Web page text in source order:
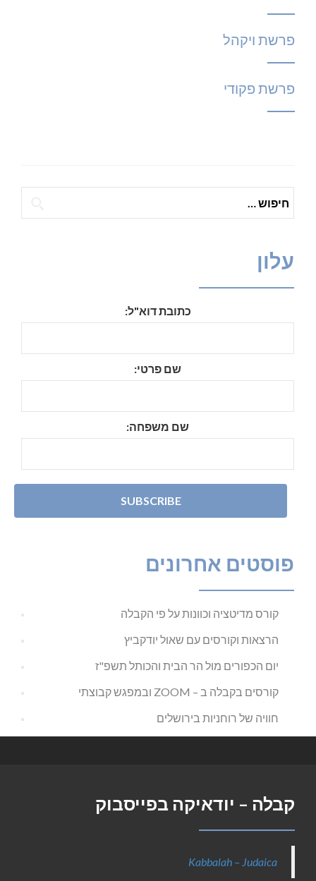
פרשת ויקהל
פרשת פקודי
עלון
כתובת דוא"ל:
שם פרטי:
שם משפחה:
פוסטים אחרונים
קורס מדיטציה וכוונות על פי הקבלה
הרצאות וקורסים עם שאול יודקביץ
יום הכפורים מול הר הבית והכותל תשפ"ז
קורסים בקבלה ב – ZOOM ובמפגש קבוצתי
חוויה של רוחניות בירושלים
קבלה – יודאיקה בפייסבוק
Kabbalah – Judaica